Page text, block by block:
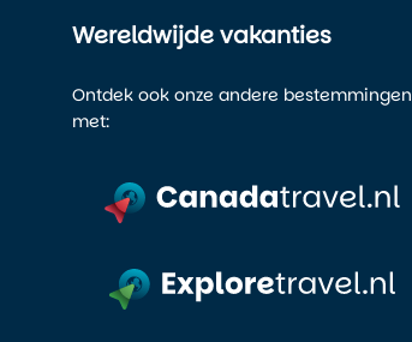
Wereldwijde vakanties
Ontdek ook onze andere bestemmingen
met: